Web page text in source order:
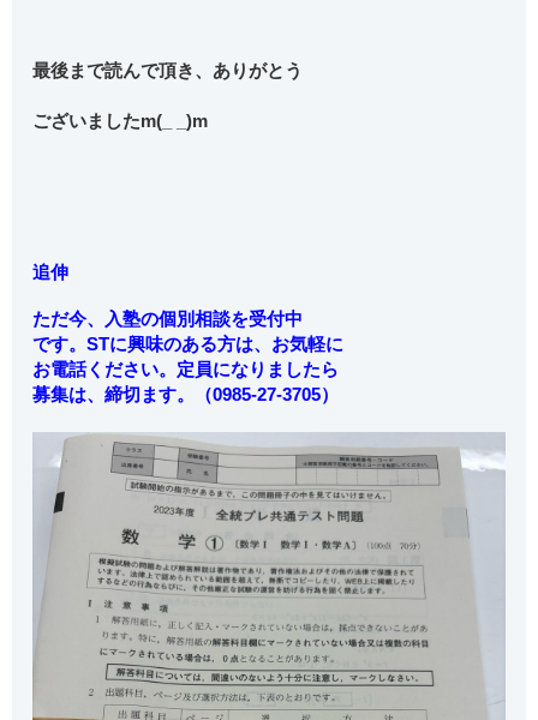
最後まで読んで頂き、ありがとう
ございましたm(_ _)m
追伸
ただ今、入塾の個別相談を受付中
です。STに興味のある方は、お気軽に
お電話ください。定員になりましたら
募集は、締切ます。（0985-27-3705）